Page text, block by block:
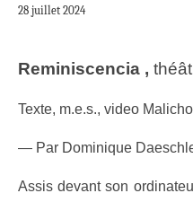
28 juillet 2024
Reminiscencia ,
Texte, m.e.s., video
— Par Dominique
Assis devant son